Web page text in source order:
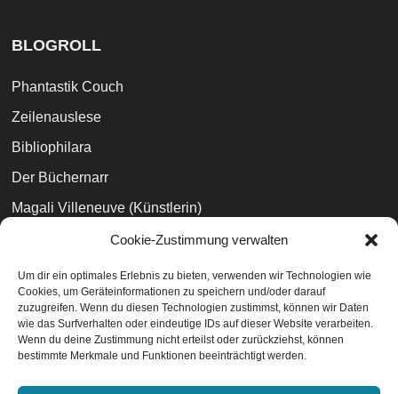
Cookie-Zustimmung verwalten
Um dir ein optimales Erlebnis zu bieten, verwenden wir Technologien wie
Cookies, um Geräteinformationen zu speichern und/oder darauf
zuzugreifen. Wenn du diesen Technologien zustimmst, können wir Daten
wie das Surfverhalten oder eindeutige IDs auf dieser Website verarbeiten.
Wenn du deine Zustimmung nicht erteilst oder zurückziehst, können
bestimmte Merkmale und Funktionen beeinträchtigt werden.
BLOGROLL
Phantastik Couch
Zeilenauslese
Bibliophilara
Der Büchernarr
Magali Villeneuve (Künstlerin)
Marc Simonetti (Künstler)
Joe Abercrombie
Anderida Books (UK)
EU-Cookie-Richtlinie